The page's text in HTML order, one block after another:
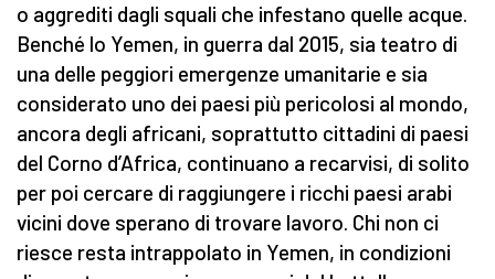
o aggrediti dagli squali che infestano quelle acque.
Benché lo Yemen, in guerra dal 2015, sia teatro di
una delle peggiori emergenze umanitarie e sia
considerato uno dei paesi più pericolosi al mondo,
ancora degli africani, soprattutto cittadini di paesi
del Corno d’Africa, continuano a recarvisi, di solito
per poi cercare di raggiungere i ricchi paesi arabi
vicini dove sperano di trovare lavoro. Chi non ci
riesce resta intrappolato in Yemen, in condizioni